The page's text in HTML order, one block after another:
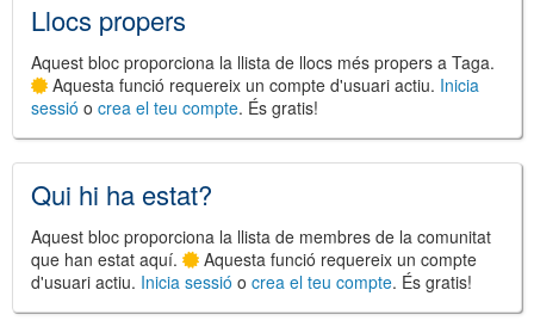
Llocs propers
Aquest bloc proporciona la llista de llocs més propers a Taga.
Aquesta funció requereix un compte d'usuari actiu. Inicia
sessió o crea el teu compte. És gratis!
Qui hi ha estat?
Aquest bloc proporciona la llista de membres de la comunitat
que han estat aquí.
Aquesta funció requereix un compte
d'usuari actiu. Inicia sessió o crea el teu compte. És gratis!